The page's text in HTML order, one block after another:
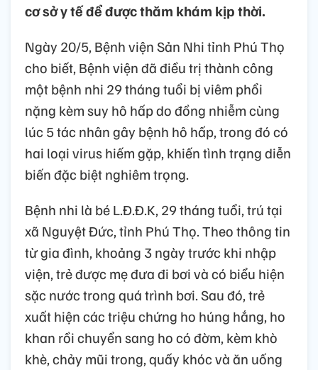
cơ sở y tế để được thăm khám kịp thời.
Ngày 20/5, Bệnh viện Sản Nhi tỉnh Phú Thọ
cho biết, Bệnh viện đã điều trị thành công
một bệnh nhi 29 tháng tuổi bị viêm phổi
nặng kèm suy hô hấp do đồng nhiễm cùng
lúc 5 tác nhân gây bệnh hô hấp, trong đó có
hai loại virus hiếm gặp, khiến tình trạng diễn
biến đặc biệt nghiêm trọng.
Bệnh nhi là bé L.Đ.Đ.K, 29 tháng tuổi, trú tại
xã Nguyệt Đức, tỉnh Phú Thọ. Theo thông tin
từ gia đình, khoảng 3 ngày trước khi nhập
viện, trẻ được mẹ đưa đi bơi và có biểu hiện
sặc nước trong quá trình bơi. Sau đó, trẻ
xuất hiện các triệu chứng ho húng hắng, ho
khan rồi chuyển sang ho có đờm, kèm khò
khè, chảy mũi trong, quấy khóc và ăn uống